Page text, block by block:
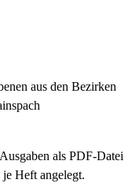
aus den Bezirken
als PDF-Datei
Heft angelegt.